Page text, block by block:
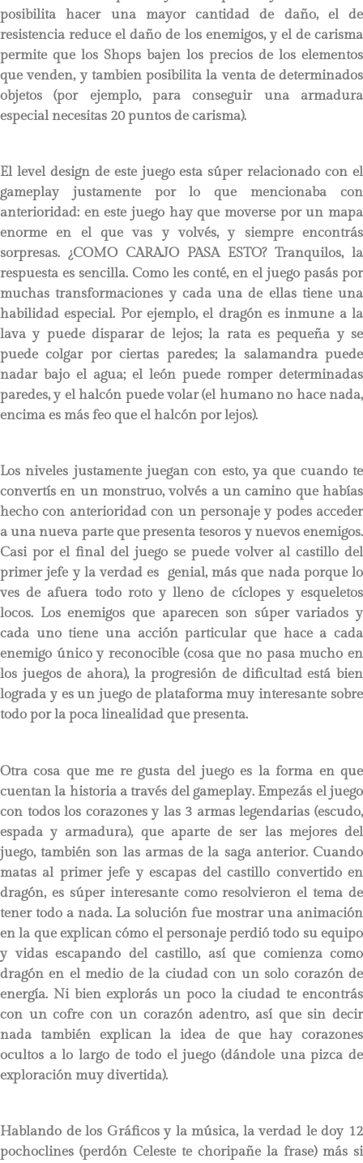
posibilita hacer una mayor cantidad de daño, el de
resistencia reduce el daño de los enemigos, y el de carisma
permite que los Shops bajen los precios de los elementos
que venden, y tambien posibilita la venta de determinados
objetos (por ejemplo, para conseguir una armadura
especial necesitas 20 puntos de carisma).
El level design de este juego esta súper relacionado con el
gameplay justamente por lo que mencionaba con
anterioridad: en este juego hay que moverse por un mapa
enorme en el que vas y volvés, y siempre encontrás
sorpresas. ¿COMO CARAJO PASA ESTO? Tranquilos, la
respuesta es sencilla. Como les conté, en el juego pasás por
muchas transformaciones y cada una de ellas tiene una
habilidad especial. Por ejemplo, el dragón es inmune a la
lava y puede disparar de lejos; la rata es pequeña y se
puede colgar por ciertas paredes; la salamandra puede
nadar bajo el agua; el león puede romper determinadas
paredes, y el halcón puede volar (el humano no hace nada,
encima es más feo que el halcón por lejos).
Los niveles justamente juegan con esto, ya que cuando te
convertís en un monstruo, volvés a un camino que habías
hecho con anterioridad con un personaje y podes acceder
a una nueva parte que presenta tesoros y nuevos enemigos.
Casi por el final del juego se puede volver al castillo del
primer jefe y la verdad es genial, más que nada porque lo
ves de afuera todo roto y lleno de cíclopes y esqueletos
locos. Los enemigos que aparecen son súper variados y
cada uno tiene una acción particular que hace a cada
enemigo único y reconocible (cosa que no pasa mucho en
los juegos de ahora), la progresión de dificultad está bien
lograda y es un juego de plataforma muy interesante sobre
todo por la poca linealidad que presenta.
Otra cosa que me re gusta del juego es la forma en que
cuentan la historia a través del gameplay. Empezás el juego
con todos los corazones y las 3 armas legendarias (escudo,
espada y armadura), que aparte de ser las mejores del
juego, también son las armas de la saga anterior. Cuando
matas al primer jefe y escapas del castillo convertido en
dragón, es súper interesante como resolvieron el tema de
tener todo a nada. La solución fue mostrar una animación
en la que explican cómo el personaje perdió todo su equipo
y vidas escapando del castillo, así que comienza como
dragón en el medio de la ciudad con un solo corazón de
energía. Ni bien explorás un poco la ciudad te encontrás
con un cofre con un corazón adentro, así que sin decir
nada también explican la idea de que hay corazones
ocultos a lo largo de todo el juego (dándole una pizca de
exploración muy divertida).
Hablando de los Gráficos y la música, la verdad le doy 12
pochoclines (perdón Celeste te choripañe la frase) más si